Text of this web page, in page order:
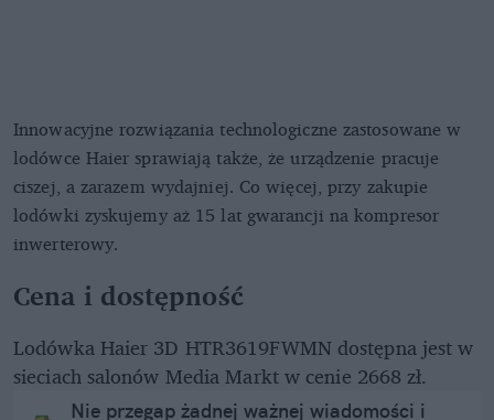
Innowacyjne rozwiązania technologiczne zastosowane w
lodówce Haier sprawiają także, że urządzenie pracuje
ciszej, a zarazem wydajniej. Co więcej, przy zakupie
lodówki zyskujemy aż 15 lat gwarancji na kompresor
inwerterowy.
Cena i dostępność
Lodówka Haier 3D HTR3619FWMN dostępna jest w
sieciach salonów Media Markt w cenie 2668 zł.
Nie przegap żadnej ważnej wiadomości i